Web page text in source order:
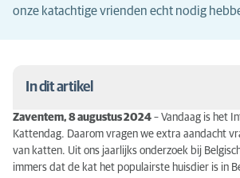
onze katachtige vrienden echt nodig
In dit artikel
Katten drinken graag melk
Een spinnende kat voelt zich goed
Zaventem, 8 augustus 2024 – Vandaag is het
Kattendag. Daarom vragen we extra aandacht
van katten. Uit ons jaarlijks onderzoek bij
immers dat de kat het populairste huisdier is in